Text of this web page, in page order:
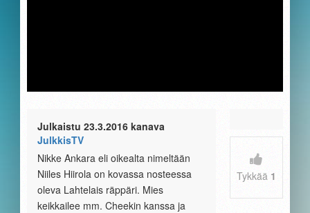
Julkaistu 23.3.2016 kanava
JulkkisTV
Nikke Ankara eli oikealta nimeltään
Niiles Hiirola on kovassa nosteessa
oleva Lahtelais räppäri. Mies
keikkailee mm. Cheekin kanssa ja
Tykkää 1